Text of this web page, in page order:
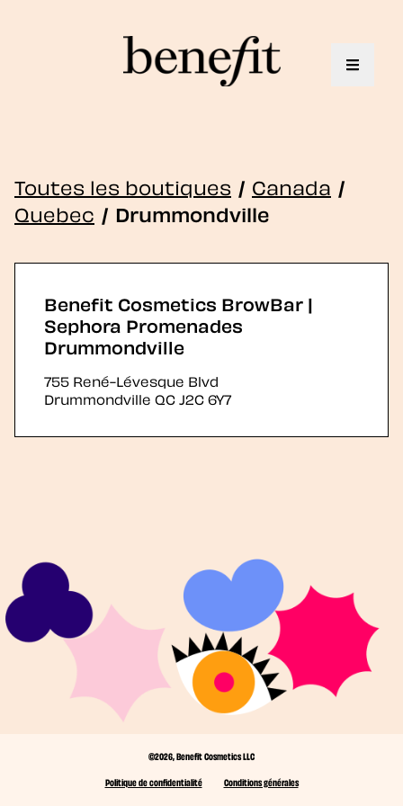
Toggle
Toutes les boutiques / Canada /
Quebec / Drummondville
Benefit Cosmetics BrowBar |
Sephora Promenades
Drummondville
755 René-Lévesque Blvd
Drummondville QCJ2C 6Y7
©2026, Benefit Cosmetics LLC
Politique de confidentialité
Conditions générales